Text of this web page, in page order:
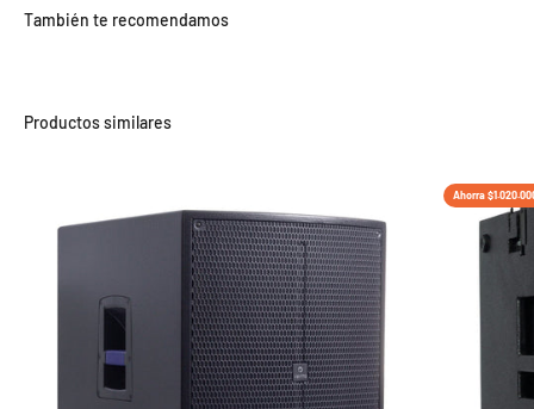
También te recomendamos
Ahorra